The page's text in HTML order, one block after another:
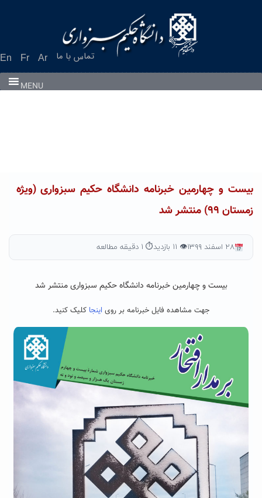
En Fr Ar تماس با ما
MENU
بیست و چهارمین خبرنامه دانشگاه حکیم سبزواری (ویژه
زمستان ۹۹) منتشر شد
۲۸ اسفند ۱۳۹۹ 👁 ۱۱ بازدید ⏱ ۱ دقیقه مطالعه
بیست و چهارمین خبرنامه دانشگاه حکیم سبزواری منتشر شد
جهت مشاهده فایل خبرنامه بر روی اینجا کلیک کنید.